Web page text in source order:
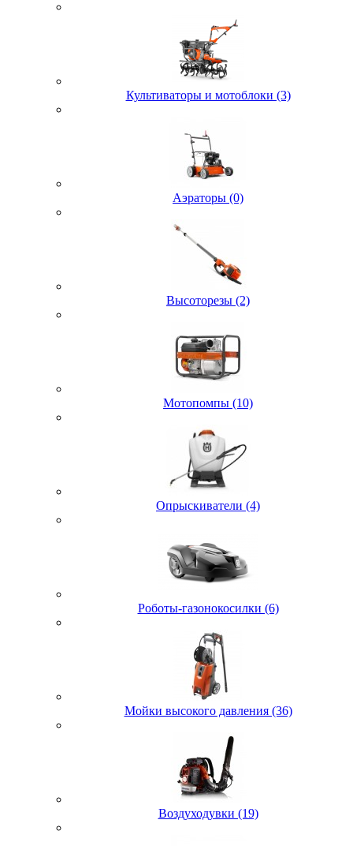
Культиваторы и мотоблоки (3)
Аэраторы (0)
Высоторезы (2)
Мотопомпы (10)
Опрыскиватели (4)
Роботы-газонокосилки (6)
Мойки высокого давления (36)
Воздуходувки (19)